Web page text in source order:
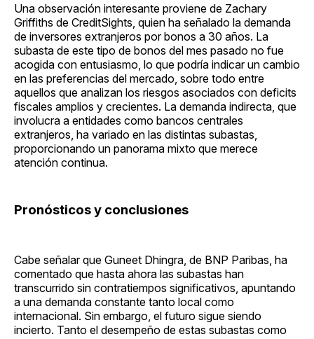
Una observación interesante proviene de Zachary
Griffiths de CreditSights, quien ha señalado la demanda
de inversores extranjeros por bonos a 30 años. La
subasta de este tipo de bonos del mes pasado no fue
acogida con entusiasmo, lo que podría indicar un cambio
en las preferencias del mercado, sobre todo entre
aquellos que analizan los riesgos asociados con deficits
fiscales amplios y crecientes. La demanda indirecta, que
involucra a entidades como bancos centrales
extranjeros, ha variado en las distintas subastas,
proporcionando un panorama mixto que merece
atención continua.
Pronósticos y conclusiones
Cabe señalar que Guneet Dhingra, de BNP Paribas, ha
comentado que hasta ahora las subastas han
transcurrido sin contratiempos significativos, apuntando
a una demanda constante tanto local como
internacional. Sin embargo, el futuro sigue siendo
incierto. Tanto el desempeño de estas subastas como